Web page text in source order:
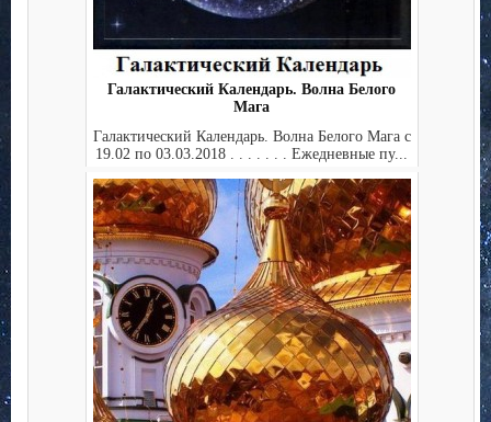
Галактический Календарь. Волна Белого
Мага
Галактический Календарь. Волна Белого Мага с
19.02 по 03.03.2018 . . . . . . . Ежедневные пу...